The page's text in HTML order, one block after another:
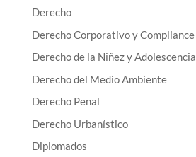
Derecho
Derecho Corporativo y Compliance
Derecho de la Niñez y Adolescencia
Derecho del Medio Ambiente
Derecho Penal
Derecho Urbanístico
Diplomados